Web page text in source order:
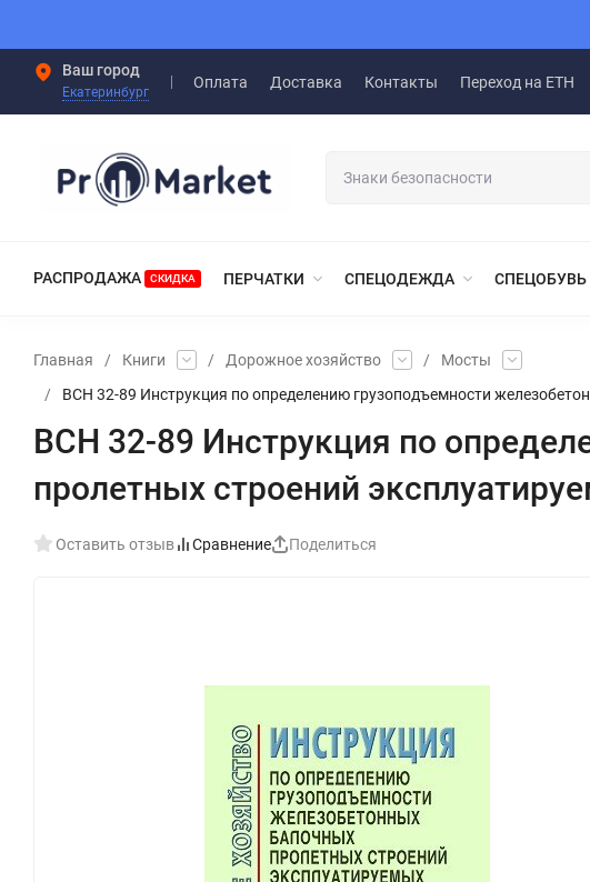
Ваш город
Екатеринбург
Оплата Доставка Контакты Переход на ЕТН
РАСПРОДАЖА СКИДКА ПЕРЧАТКИ СПЕЦОДЕЖДА СПЕЦОБУВЬ
Главная / Книги / Дорожное хозяйство /
Мосты
/
ВСН 32-89 Инструкция по определению грузоподъемности
ВСН 32-89 Инструкция по
пролетных строений
Оставить отзыв Сравнение Поделиться